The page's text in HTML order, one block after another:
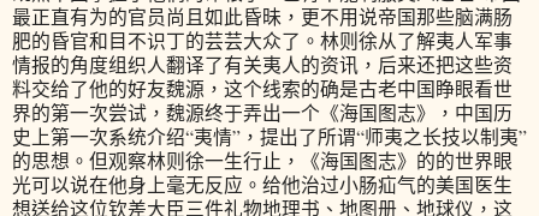
最正直有为的官员尚且如此昏昧，更不用说帝国那些脑满肠
肥的昏官和目不识丁的芸芸大众了。林则徐从了解夷人军事
情报的角度组织人翻译了有关夷人的资讯，后来还把这些资
料交给了他的好友魏源，这个线索的确是古老中国睁眼看世
界的第一次尝试，魏源终于弄出一个《海国图志》，中国历
史上第一次系统介绍“夷情”，提出了所谓“师夷之长技以制夷”
的思想。但观察林则徐一生行止，《海国图志》的的世界眼
光可以说在他身上毫无反应。给他治过小肠疝气的美国医生
想送给这位钦差大臣三件礼物地理书、地图册、地球仪，这